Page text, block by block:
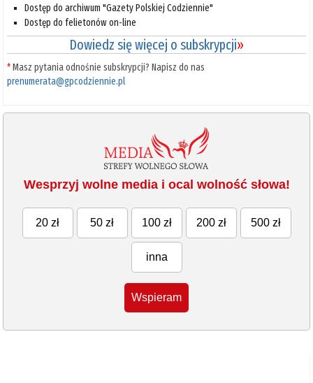
Dostęp do archiwum "Gazety Polskiej Codziennie"
Dostęp do felietonów on-line
Dowiedz się więcej o subskrypcji»
*Masz pytania odnośnie subskrypcji? Napisz do nas
prenumerata@gpcodziennie.pl
Wesprzyj wolne media i ocal wolność słowa!
20 zł 50 zł 100 zł 200 zł 500 zł
inna
Wspieram